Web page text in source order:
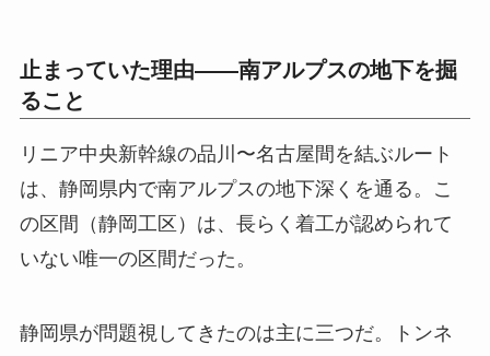
止まっていた理由——南アルプスの地下を掘
ること
リニア中央新幹線の品川〜名古屋間を結ぶルート
は、静岡県内で南アルプスの地下深くを通る。こ
の区間（静岡工区）は、長らく着工が認められて
いない唯一の区間だった。
静岡県が問題視してきたのは主に三つだ。トンネ